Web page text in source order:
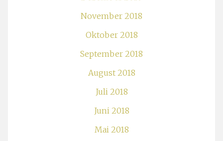
Mai 2018
April 2018
März 2018
Februar 2018
Januar 2018
Dezember 2017
November 2017